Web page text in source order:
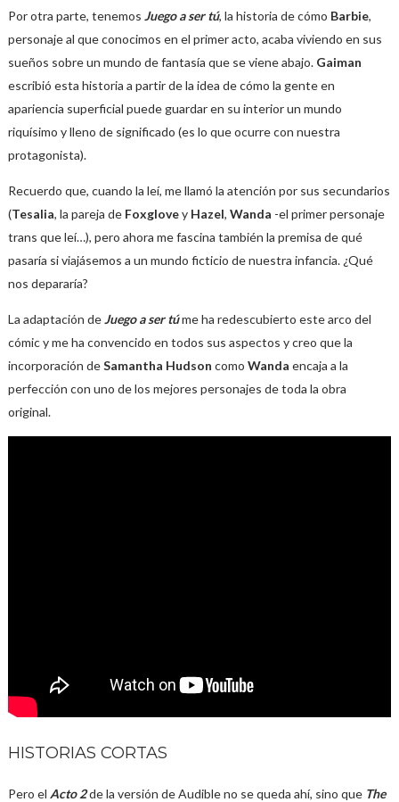
Por otra parte, tenemos Juego a ser tú, la historia de cómo Barbie,
personaje al que conocimos en el primer acto, acaba viviendo en sus
sueños sobre un mundo de fantasía que se viene abajo. Gaiman
escribió esta historia a partir de la idea de cómo la gente en
apariencia superficial puede guardar en su interior un mundo
riquísimo y lleno de significado (es lo que ocurre con nuestra
protagonista).
Recuerdo que, cuando la leí, me llamó la atención por sus secundarios
(Tesalia, la pareja de Foxglovey Hazel, Wanda -el primer personaje
trans que leí…), pero ahora me fascina también la premisa de qué
pasaría si viajásemos a un mundo ficticio de nuestra infancia. ¿Qué
nos depararía?
La adaptación deJuego a ser túme ha redescubierto este arco del
cómic y me ha convencido en todos sus aspectos y creo que la
incorporación deSamantha Hudson como Wanda encaja a la
perfección con uno de los mejores personajes de toda la obra
original.
HISTORIAS CORTAS
Pero el Acto 2de la versión de Audible no se queda ahí, sino que The